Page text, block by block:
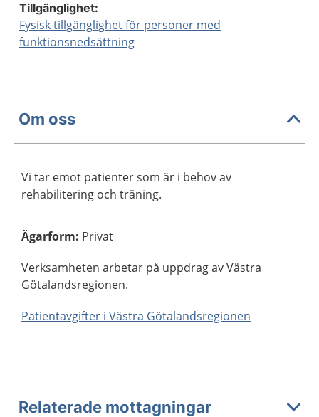
Tillgänglighet:
Fysisk tillgänglighet för personer med
funktionsnedsättning
Om oss
Vi tar emot patienter som är i behov av
rehabilitering och träning.
Ägarform: Privat
Verksamheten arbetar på uppdrag av Västra
Götalandsregionen.
Patientavgifter i Västra Götalandsregionen
Relaterade mottagningar